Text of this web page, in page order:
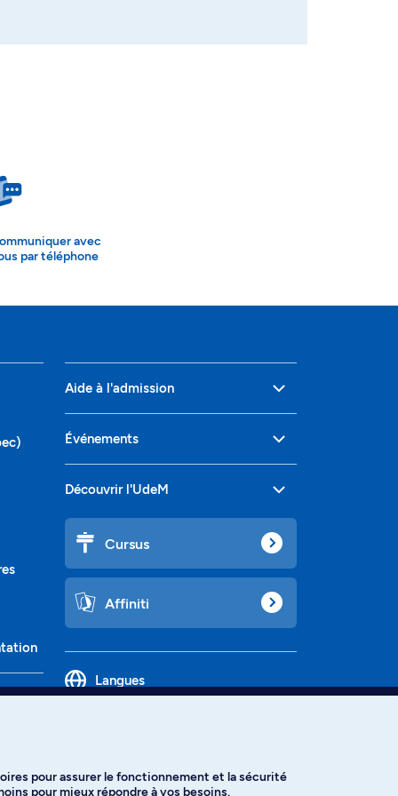
avec
par téléphone
Aide à l'admission
Événements
Découvrir l'UdeM
Cursus
Affiniti
Langues
pour assurer le fonctionnement et la sécurité
pour mieux répondre à vos besoins.